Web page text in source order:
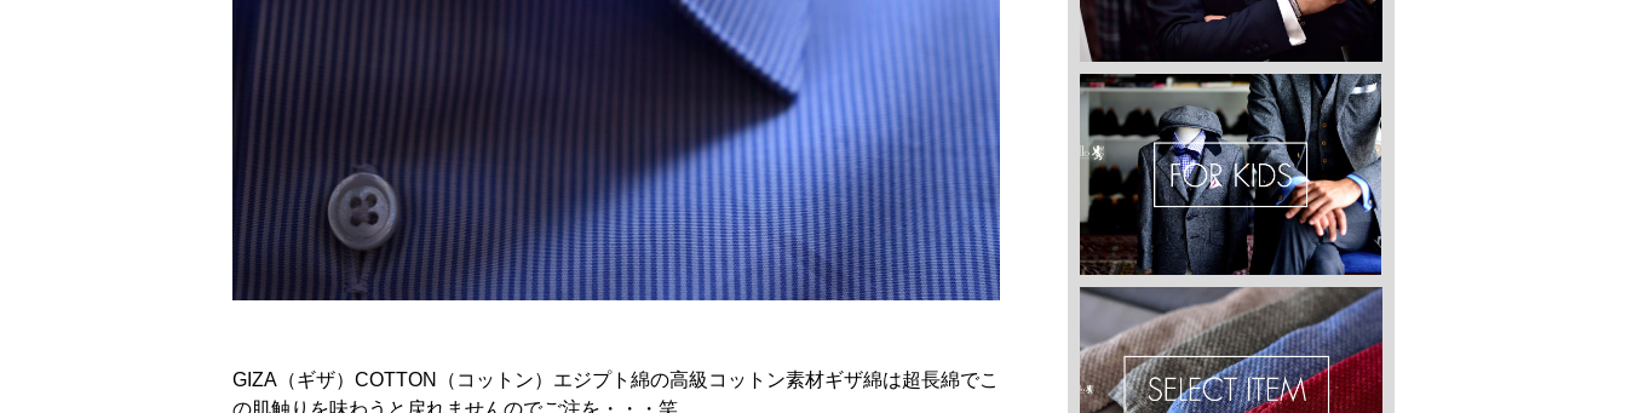
GIZA（ギザ）COTTON（コットン）エジプト綿の高級コットン素材ギザ綿は超長綿でこ
の肌触りを味わうと戻れませんのでご注を・・・笑